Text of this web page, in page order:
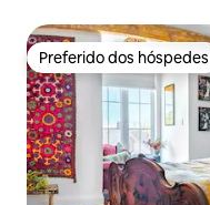
Preferido dos hóspedes
Preferido dos hóspedes